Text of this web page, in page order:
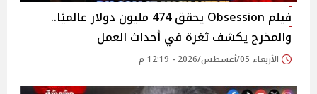
فيلم Obsession يحقق 474 مليون دولار عالميًا..
والمخرج يكشف ثغرة في أحداث العمل
الأربعاء 05/أغسطس/2026 - 12:19 م